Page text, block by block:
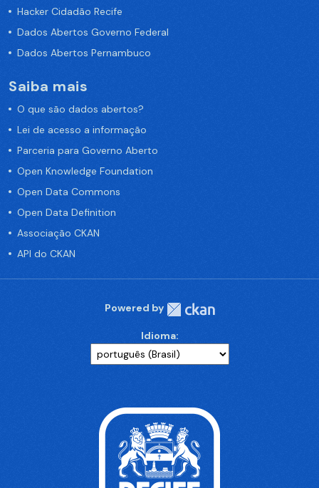
Hacker Cidadão Recife
Dados Abertos Governo Federal
Dados Abertos Pernambuco
Saiba mais
O que são dados abertos?
Lei de acesso a informação
Parceria para Governo Aberto
Open Knowledge Foundation
Open Data Commons
Open Data Definition
Associação CKAN
API do CKAN
Powered by
Idioma